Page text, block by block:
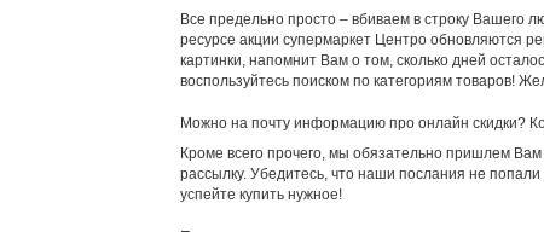
Все предельно просто – вбиваем в строку Вашего
ресурсе акции супермаркет Центро обновляются
картинки, напомнит Вам о том, сколько дней
воспользуйтесь поиском по категориям товаров!
Можно на почту информацию про онлайн скидки?
Кроме всего прочего, мы обязательно пришлем
рассылку. Убедитесь, что наши послания не
успейте купить нужное!